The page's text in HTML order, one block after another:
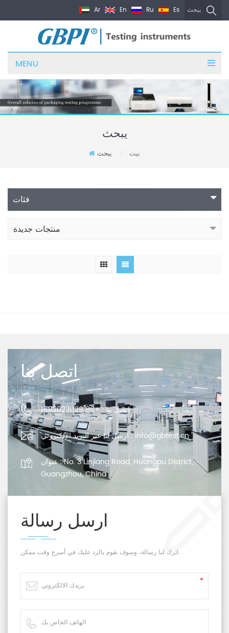
يبحث Ar En Ru Es
MENU
يبحث
بيت يبحث
فئات
منتجات جديدة
اتصل بنا
اتصل بنا :+86 15820231129
ارسل لنا عبر البريد الإلكتروني :info@gbtest.cn
عنوان :No. 3 Linjiang Road, Huangpu District,
Guangzhou, China
ارسل رسالة
اترك لنا رسالة، وسوف نقوم بالرد عليك في أسرع وقت ممكن.